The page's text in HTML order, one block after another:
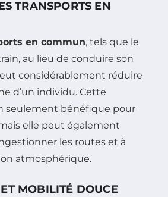
TRANSPORTS EN
en commun, tels que le
au lieu de conduire son
considérablement réduire
d’un individu. Cette
seulement bénéfique pour
elle peut également
les routes et à
atmosphérique.
MOBILITÉ DOUCE